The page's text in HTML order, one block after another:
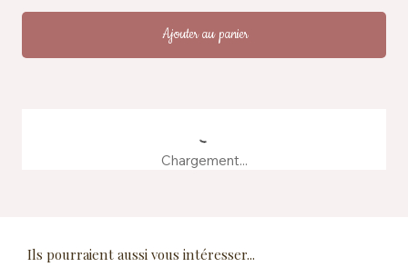
Ajouter au panier
Chargement...
Ils pourraient aussi vous intéresser...